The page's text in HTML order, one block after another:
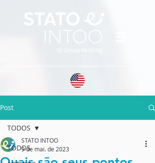
Post
TODOS
TODOS
STATO INTOO
9 de mai. de 2023